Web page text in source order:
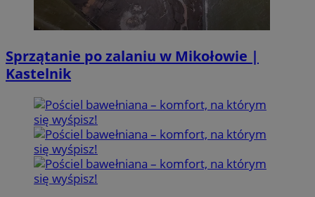
Sprzątanie po zalaniu w Mikołowie |
Kastelnik